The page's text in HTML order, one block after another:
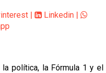
| Linkedin |
política, la Fórmula 1 y el